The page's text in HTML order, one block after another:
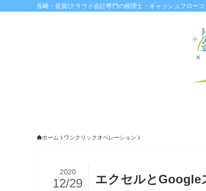
長崎・佐賀/クラウド会計専門の税理士・キャッシュフロー
ホーム ワンクリックオペレーション
エクセルとGoogle
2020
12/29